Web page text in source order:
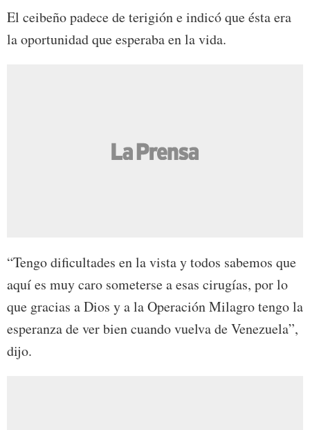
El ceibeño padece de terigión e indicó que ésta era
la oportunidad que esperaba en la vida.
“Tengo dificultades en la vista y todos sabemos que
aquí es muy caro someterse a esas cirugías, por lo
que gracias a Dios y a la Operación Milagro tengo la
esperanza de ver bien cuando vuelva de Venezuela”,
dijo.